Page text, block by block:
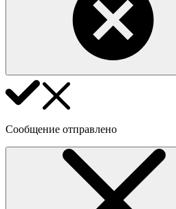
Сообщение отправлено